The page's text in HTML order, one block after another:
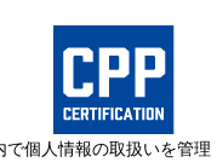
で個人情報の取扱いを管理